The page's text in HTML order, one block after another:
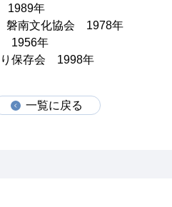
1989年
磐南文化協会 1978年
1956年
保存会 1998年
一覧に戻る